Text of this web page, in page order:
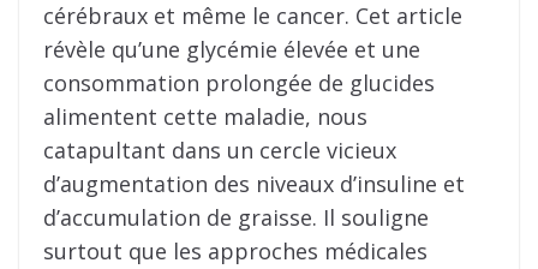
cérébraux et même le cancer. Cet article
révèle qu’une glycémie élevée et une
consommation prolongée de glucides
alimentent cette maladie, nous
catapultant dans un cercle vicieux
d’augmentation des niveaux d’insuline et
d’accumulation de graisse. Il souligne
surtout que les approches médicales